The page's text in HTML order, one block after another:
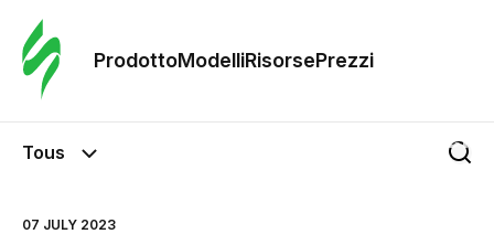
ProdottoModelliRisorsePrezzi
Modelli
Tous
07 JULY 2023